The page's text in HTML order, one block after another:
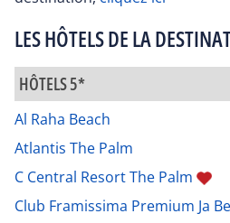
LES HÔTELS DE LA
HÔTELS 5*
Al Raha Beach
Atlantis The Palm
C Central Resort The Palm
Club Framissima Premium Ja